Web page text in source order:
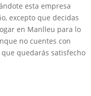
esta empresa
excepto que decidas
en Manlleu para lo
no cuentes con
quedarás satisfecho